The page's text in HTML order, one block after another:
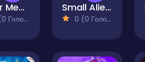
Satyr Memory Match Small Aliens - Spot The Differences
0 (0 Голосів)